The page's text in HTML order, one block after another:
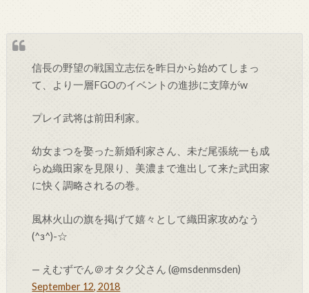
信長の野望の戦国立志伝を昨日から始めてしまっ
て、より一層FGOのイベントの進捗に支障がw
プレイ武将は前田利家。
幼女まつを娶った新婚利家さん、未だ尾張統一も成
らぬ織田家を見限り、美濃まで進出して来た武田家
に快く調略されるの巻。
風林火山の旗を掲げて嬉々として織田家攻めなう
(^з^)-☆
— えむずでん＠オタク父さん (@msdenmsden)
September 12, 2018